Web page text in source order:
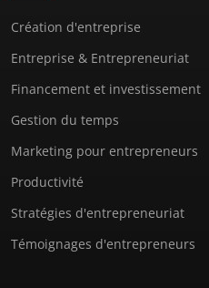
Création d'entreprise
Entreprise & Entrepreneuriat
Financement et investissement
Gestion du temps
Marketing pour entrepreneurs
Productivité
Stratégies d'entrepreneuriat
Témoignages d'entrepreneurs